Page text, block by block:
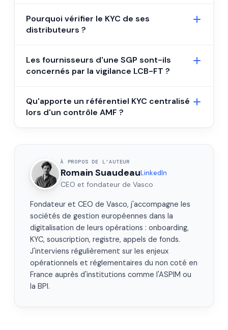
Pourquoi vérifier le KYC de ses
distributeurs ?
Les fournisseurs d'une SGP sont-ils
concernés par la vigilance LCB-FT ?
Qu'apporte un référentiel KYC centralisé
lors d'un contrôle AMF ?
À PROPOS DE L'AUTEUR
Romain SuaudeauLinkedIn
CEO et fondateur de Vasco
Fondateur et CEO de Vasco, j'accompagne les
sociétés de gestion européennes dans la
digitalisation de leurs opérations : onboarding,
KYC, souscription, registre, appels de fonds.
J'interviens régulièrement sur les enjeux
opérationnels et réglementaires du non coté en
France auprès d'institutions comme l'ASPIM ou
la BPI.